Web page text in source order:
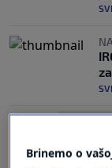
Brinemo o